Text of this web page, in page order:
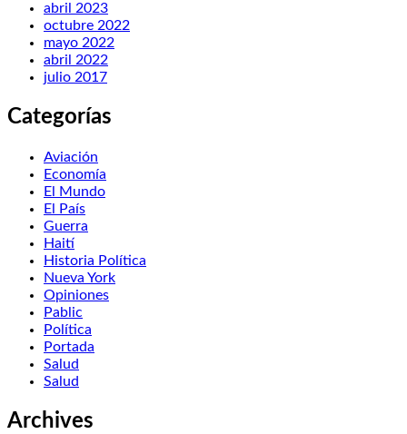
abril 2023
octubre 2022
mayo 2022
abril 2022
julio 2017
Categorías
Aviación
Economía
El Mundo
El País
Guerra
Haití
Historia Política
Nueva York
Opiniones
Pablic
Política
Portada
Salud
Salud
Archives